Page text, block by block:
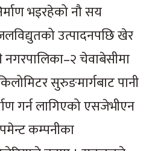
भइरहेको नौ सय
उत्पादनपछि खेर
नगरपालिका–२ चेवाबेसीमा
सुरुङमार्गबाट पानी
गर्न लागिएको एसजेभीएन
कम्पनीका